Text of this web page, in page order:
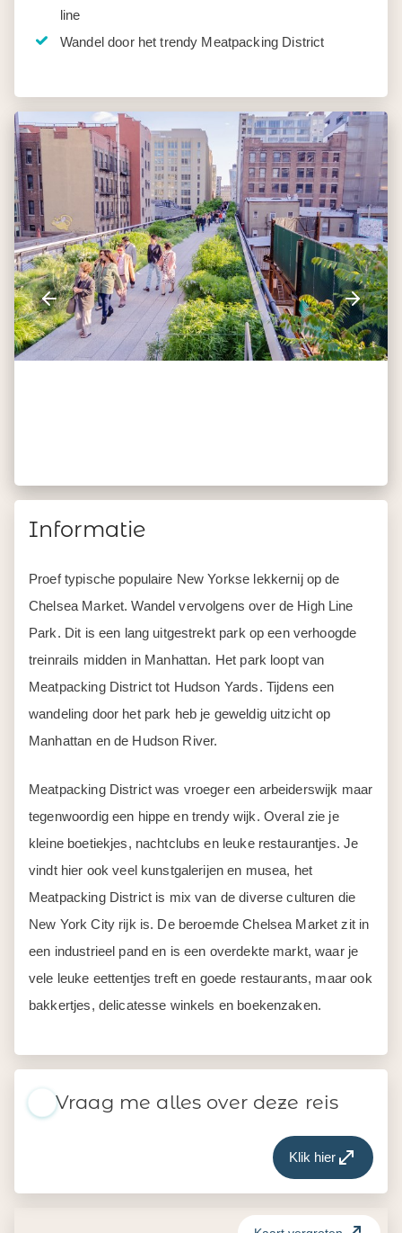
line
Wandel door het trendy Meatpacking District
Informatie
Proef typische populaire New Yorkse lekkernij op de
Chelsea Market. Wandel vervolgens over de High Line
Park. Dit is een lang uitgestrekt park op een verhoogde
treinrails midden in Manhattan. Het park loopt van
Meatpacking District tot Hudson Yards. Tijdens een
wandeling door het park heb je geweldig uitzicht op
Manhattan en de Hudson River.
Meatpacking District was vroeger een arbeiderswijk maar
tegenwoordig een hippe en trendy wijk. Overal zie je
kleine boetiekjes, nachtclubs en leuke restaurantjes. Je
vindt hier ook veel kunstgalerijen en musea, het
Meatpacking District is mix van de diverse culturen die
New York City rijk is. De beroemde Chelsea Market zit in
een industrieel pand en is een overdekte markt, waar je
vele leuke eettentjes treft en goede restaurants, maar ook
bakkertjes, delicatesse winkels en boekenzaken.
Vraag me alles over deze reis
Klik hier